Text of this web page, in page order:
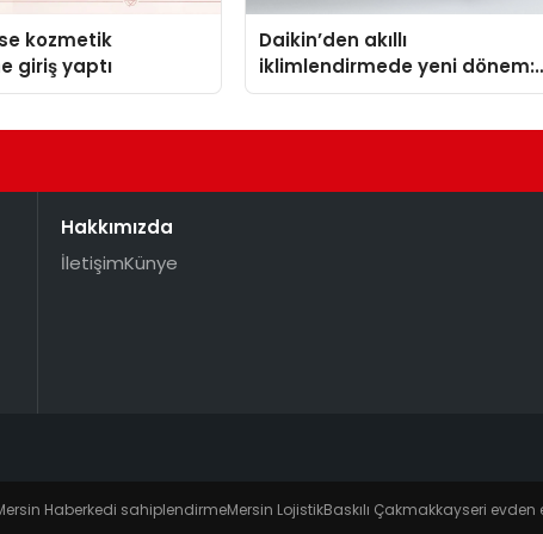
kozmetik
giriş yaptı
Daikin’den akıllı
iklimlendirmede yeni dönem:
Madoka Plus Türkiye’de
Hakkımızda
İletişimKünye
Haberkedi sahiplendirmeMersin LojistikBaskılı Çakmakkayseri evden